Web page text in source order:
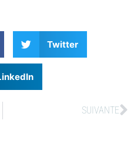
Twitter
SUIVANTE